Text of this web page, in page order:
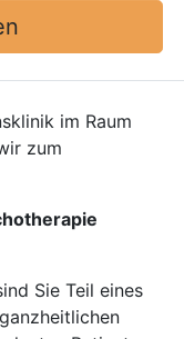
im Raum
zum
Sie Teil eines